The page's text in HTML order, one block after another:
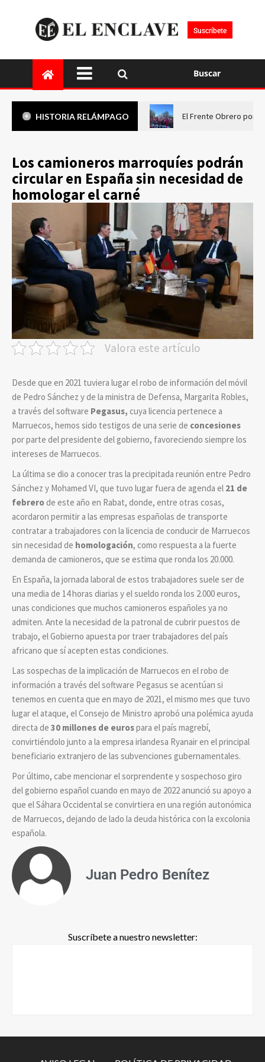
Suscríbete
Buscar
HISTORIA RELÁMPAGO El Frente Obrero pone
Los camioneros marroquíes podrán
circular en España sin necesidad de
homologar el carné
Valora este artículo
Desde que en 2021 tuviera lugar el robo de información del móvil
de Pedro Sánchez y de la ministra de Defensa, Margarita Robles,
a través del software Pegasus, cuya licencia pertenece a
Marruecos, hemos sido testigos de una serie de concesiones
por parte del presidente del gobierno, favoreciendo siempre los
intereses de Marruecos.
La última se dio a conocer tras la precipitada reunión entre Pedro
Sánchez y Mohamed VI, que tuvo lugar fuera de agenda el 21 de
febrerode este año en Rabat, donde, entre otras cosas,
acordaron permitir a las empresas españolas de transporte
contratar a trabajadores con la licencia de conducir de Marruecos
sin necesidad de homologación, como respuesta a la fuerte
demanda de camioneros, que se estima que ronda los 20.000.
En España, la jornada laboral de estos trabajadores suele ser de
una media de 14 horas diarias y el sueldo ronda los 2.000 euros,
unas condiciones que muchos camioneros españoles ya no
admiten. Ante la necesidad de la patronal de cubrir puestos de
trabajo, el Gobierno apuesta por traer trabajadores del país
africano que sí acepten estas condiciones.
Las sospechas de la implicación de Marruecos en el robo de
información a través del software Pegasus se acentúan si
tenemos en cuenta que en mayo de 2021, el mismo mes que tuvo
lugar el ataque, el Consejo de Ministro aprobó una polémica ayuda
directa de 30 millones de eurospara el país magrebí,
convirtiéndolo junto a la empresa irlandesa Ryanair en el principal
beneficiario extranjero de las subvenciones gubernamentales.
Por último, cabe mencionar el sorprendente y sospechoso giro
del gobierno español cuando en mayo de 2022 anunció su apoyo a
que el Sáhara Occidental se convirtiera en una región autonómica
de Marruecos, dejando de lado la deuda histórica con la excolonia
española.
Juan Pedro Benítez
Suscríbete a nuestro newsletter: